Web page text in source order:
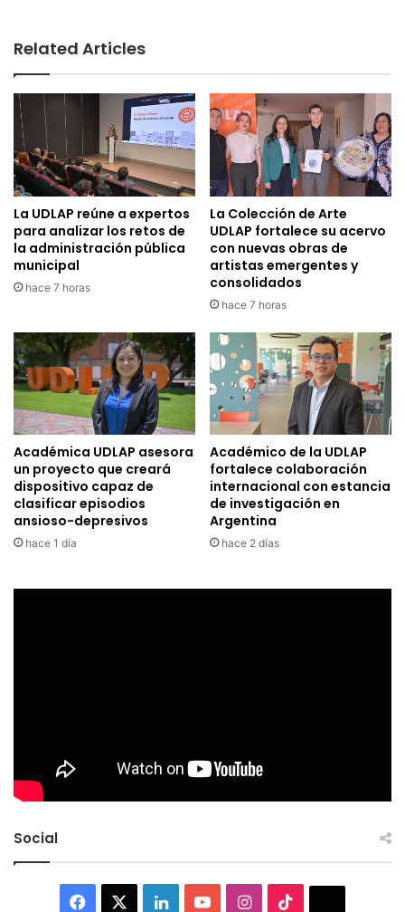
Related Articles
La UDLAP reúne a expertos
para analizar los retos de
la administración pública
municipal
hace 7 horas
La Colección de Arte
UDLAP fortalece su acervo
con nuevas obras de
artistas emergentes y
consolidados
hace 7 horas
Académica UDLAP asesora
un proyecto que creará
dispositivo capaz de
clasificar episodios
ansioso-depresivos
hace 1 día
Académico de la UDLAP
fortalece colaboración
internacional con estancia
de investigación en
Argentina
hace 2 días
Social
Facebook LinkedInYouTubeInstagram